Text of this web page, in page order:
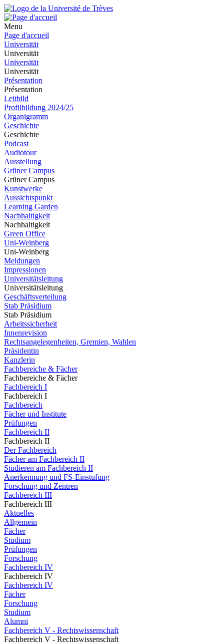
Menu
Page d'accueil
Universität
Universität
Universität
Universität
Présentation
Présentation
Leitbild
Profilbildung 2024/25
Organigramm
Geschichte
Geschichte
Podcast
Audiotour
Ausstellung
Grüner Campus
Grüner Campus
Kunstwerke
Aussichtspunkt
Learning Garden
Nachhaltigkeit
Nachhaltigkeit
Green Office
Uni-Weinberg
Uni-Weinberg
Meldungen
Impressionen
Universitätsleitung
Universitätsleitung
Geschäftsverteilung
Stab Präsidium
Stab Präsidium
Arbeitssicherheit
Innenrevision
Rechtsangelegenheiten, Gremien, Wahlen
Präsidentin
Kanzlerin
Fachbereiche & Fächer
Fachbereiche & Fächer
Fachbereich I
Fachbereich I
Fachbereich
Fächer und Institute
Prüfungen
Fachbereich II
Fachbereich II
Der Fachbereich
Fächer am Fachbereich II
Studieren am Fachbereich II
Anerkennung und FS-Einstufung
Forschung und Zentren
Fachbereich III
Fachbereich III
Aktuelles
Allgemein
Fächer
Studium
Prüfungen
Forschung
Fachbereich IV
Fachbereich IV
Fachbereich IV
Fächer
Forschung
Studium
Alumni
Fachbereich V - Rechtswissenschaft
Fachbereich V - Rechtswissenschaft